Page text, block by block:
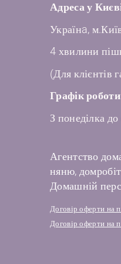
Адреса у
Українa,
4 хвилини
(Для клієнтів
Графік
З понеділка
Агентство
няню,
Домашній
Договір оферти на
Договір оферти на